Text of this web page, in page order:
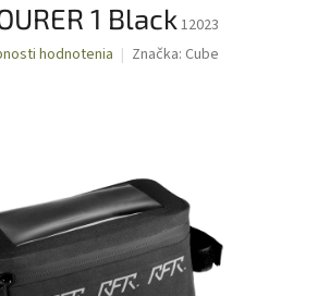
1 Black 12023
hodnotenia Značka: Cube